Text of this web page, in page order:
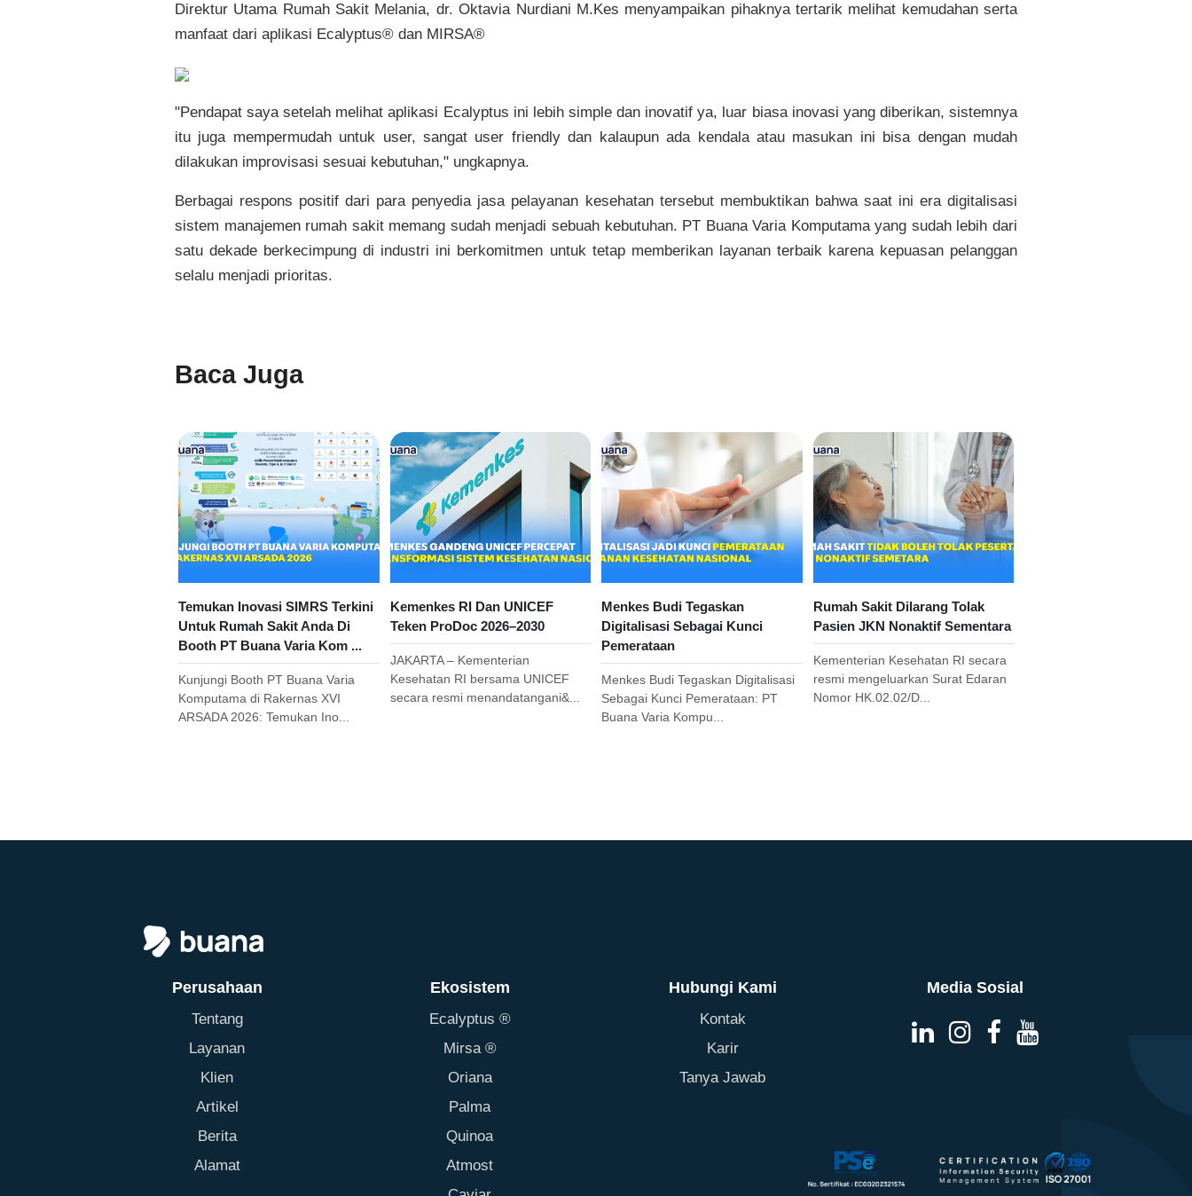
Direktur Utama Rumah Sakit Melania, dr. Oktavia Nurdiani M.Kes menyampaikan pihaknya tertarik melihat kemudahan serta
manfaat dari aplikasi Ecalyptus® dan MIRSA®
"Pendapat saya setelah melihat aplikasi Ecalyptus ini lebih simple dan inovatif ya, luar biasa inovasi yang diberikan, sistemnya
itu juga mempermudah untuk user, sangat user friendly dan kalaupun ada kendala atau masukan ini bisa dengan mudah
dilakukan improvisasi sesuai kebutuhan," ungkapnya.
Berbagai respons positif dari para penyedia jasa pelayanan kesehatan tersebut membuktikan bahwa saat ini era digitalisasi
sistem manajemen rumah sakit memang sudah menjadi sebuah kebutuhan. PT Buana Varia Komputama yang sudah lebih dari
satu dekade berkecimpung di industri ini berkomitmen untuk tetap memberikan layanan terbaik karena kepuasan pelanggan
selalu menjadi prioritas.
Baca Juga
Temukan Inovasi SIMRS Terkini
Untuk Rumah Sakit Anda Di
Booth PT Buana Varia Kom ...
Kunjungi Booth PT Buana Varia
Komputama di Rakernas XVI
ARSADA 2026: Temukan Ino...
Kemenkes RI Dan UNICEF
Teken ProDoc 2026–2030
JAKARTA – Kementerian
Kesehatan RI bersama UNICEF
secara resmi menandatangani&...
Menkes Budi Tegaskan
Digitalisasi Sebagai Kunci
Pemerataan
Menkes Budi Tegaskan Digitalisasi
Sebagai Kunci Pemerataan: PT
Buana Varia Kompu...
Rumah Sakit Dilarang Tolak
Pasien JKN Nonaktif Sementara
Kementerian Kesehatan RI secara
resmi mengeluarkan Surat Edaran
Nomor HK.02.02/D...
Perusahaan
Tentang
Layanan
Klien
Artikel
Berita
Alamat
Ekosistem
Ecalyptus ®
Mirsa ®
Oriana
Palma
Quinoa
Atmost
Hubungi Kami
Kontak
Karir
Tanya Jawab
Media Sosial